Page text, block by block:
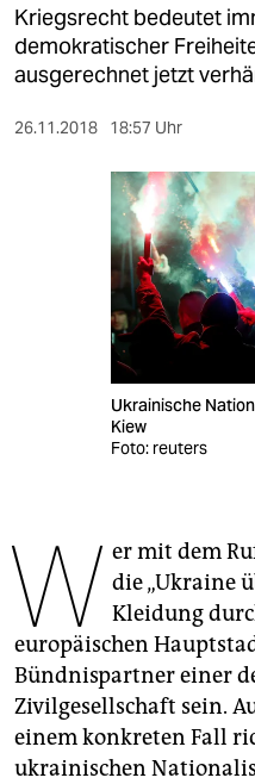
kultur
sport
berlin
wahrheit
veranstaltungen
abo
genossenschaft
epaper login
Kriegsrecht bedeutet
demokratischer
ausgerechnet jetzt
26.11.2018 18:57 Uhr
Ukrainische
Kiew
Foto: reuters
W er mit dem
die „Ukraine
Kleidung
europäischen
Bündnispartner einer
Zivilgesellschaft sein.
einem konkreten Fall
ukrainischen